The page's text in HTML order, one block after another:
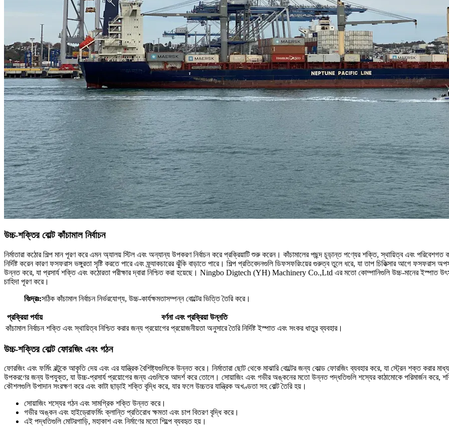
উচ্চ-শক্তির বোল্ট কাঁচামাল নির্বাচন
নির্মাতারা কঠোর শিল্প মান পূরণ করে এমন অ্যালয় স্টিল এবং অন্যান্য উপকরণ নির্বাচন করে প্রক্রিয়াটি শুরু করেন। কাঁচামালের পছন্দ চূড়ান্ত পণ্যের শক্তি, স্থায়িত্ব এবং
নির্দিষ্ট করেন কারণ ফসফরাস ভঙ্গুরতা সৃষ্টি করতে পারে এবং ফ্র্যাকচারের ঝুঁকি বাড়াতে পারে। শিল্প প্রতিবেদনগুলি ডিফসফরিংয়ের গুরুত্ব তুলে ধরে, যা তাপ চিকিত্সার আগে ফসফরাস
উন্নত করে, যা প্রসার্য শক্তি এবং কঠোরতা পরীক্ষার দ্বারা নিশ্চিত করা হয়েছে। Ningbo Digtech (YH) Machinery Co.,Ltd এর মতো কোম্পানিগুলি উচ্চ-মানের ইস্পাত উৎস
চাহিদা পূরণ করে।
বিঃদ্রঃ:সঠিক কাঁচামাল নির্বাচন নির্ভরযোগ্য, উচ্চ-কার্যক্ষমতাসম্পন্ন বোল্টের ভিত্তি তৈরি করে।
প্রক্রিয়া পর্যায়
বর্ণনা এবং প্রক্রিয়া উন্নতি
কাঁচামাল নির্বাচন শক্তি এবং স্থায়িত্ব নিশ্চিত করার জন্য প্রয়োগের প্রয়োজনীয়তা অনুসারে তৈরি নির্দিষ্ট ইস্পাত এবং সংকর ধাতুর ব্যবহার।
উচ্চ-শক্তির বোল্ট ফোরজিং এবং গঠন
ফোরজিং এবং ফর্মিং বল্টুকে আকৃতি দেয় এবং এর যান্ত্রিক বৈশিষ্ট্যগুলিকে উন্নত করে। নির্মাতারা ছোট থেকে মাঝারি বোল্টের জন্য কোল্ড ফোরজিং ব্যবহার করে, যা স্ট্রেন শক্ত করার
উপকরণের জন্য উপযুক্ত, যা উচ্চ-প্রসার্য প্রয়োগের জন্য এগুলিকে আদর্শ করে তোলে। সোয়াজিং এবং গভীর অঙ্কনের মতো উন্নত পদ্ধতিগুলি শস্যের কাঠামোকে পরিমার্জন করে,
কৌশলগুলি উপাদান সংরক্ষণ করে এবং কাটা ছাড়াই শক্তি বৃদ্ধি করে, যার ফলে উচ্চতর যান্ত্রিক অখণ্ডতা সহ বোল্ট তৈরি হয়।
সোয়াজিং শস্যের গঠন এবং সামগ্রিক শক্তি উন্নত করে।
গভীর অঙ্কন এবং হাইড্রোফর্মিং ক্লান্তি প্রতিরোধ ক্ষমতা এবং চাপ বিতরণ বৃদ্ধি করে।
এই পদ্ধতিগুলি মোটরগাড়ি, মহাকাশ এবং নির্মাণের মতো শিল্পে ব্যবহৃত হয়।